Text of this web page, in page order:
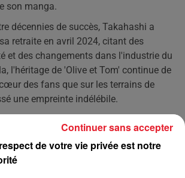
son manga.
décennies de succès, Takahashi a
retraite en avril 2024, citant des
et des changements dans l'industrie du
l'héritage de 'Olive et Tom' continue de
des fans que sur les terrains de
une empreinte indélébile.
NEWS Voir plus
Jay-Z se bat contre la grand-mère
de votre vie privée est notre
Continuer sans accepter